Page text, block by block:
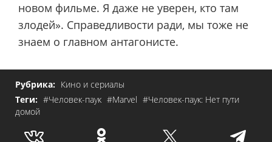
новом фильме. Я даже не уверен, кто там
злодей». Справедливости ради, мы тоже не
знаем о главном антагонисте.
Рубрика: Кино и сериалы
Теги: #Человек-паук #Marvel #Человек-паук: Нет пути
домой